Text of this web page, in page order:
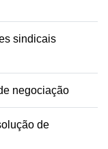
sindicais
negociação
de